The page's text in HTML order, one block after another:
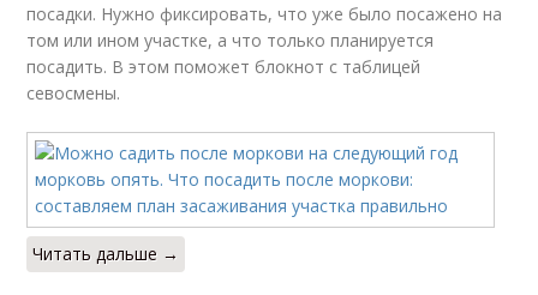
посадки. Нужно фиксировать, что уже было посажено на
том или ином участке, а что только планируется
посадить. В этом поможет блокнот с таблицей
севосмены.
Читать дальше →